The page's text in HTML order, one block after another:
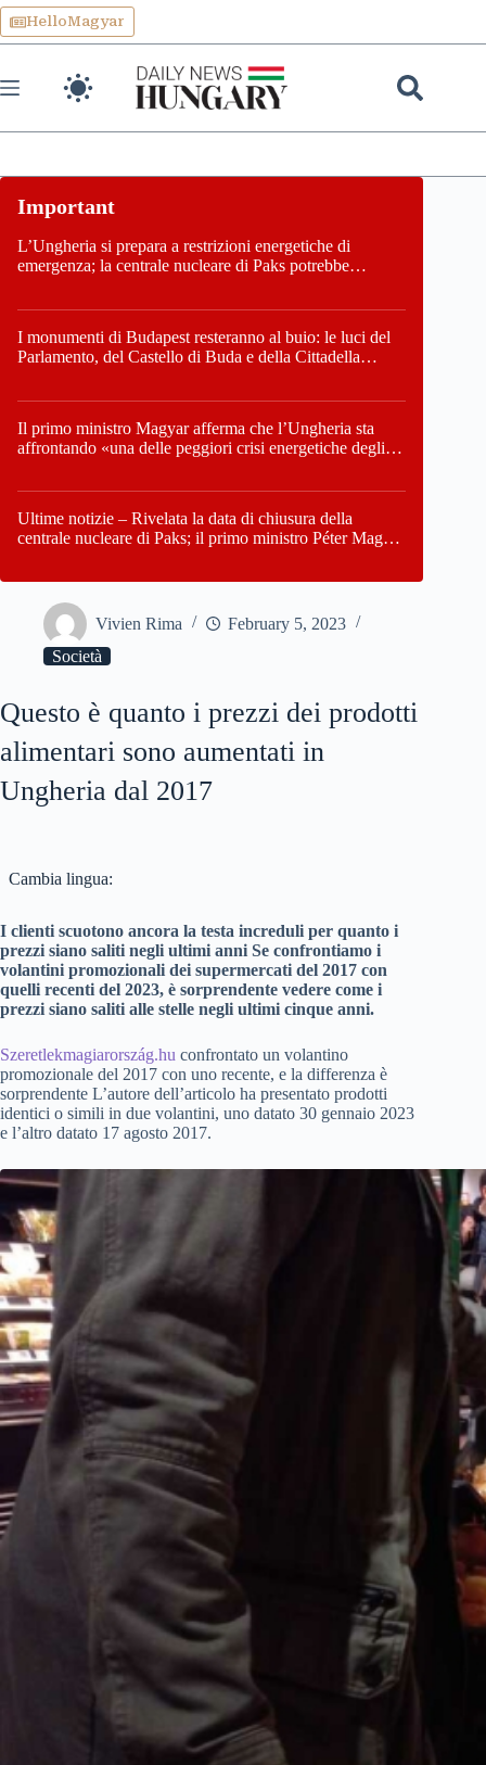
Skip
to
content
HelloMagyar
L’Ungheria si prepara a restrizioni energetiche di
emergenza; la centrale nucleare di Paks potrebbe
I monumenti di Budapest resteranno al buio: le luci del
Parlamento, del Castello di Buda e della Cittadella
Il primo ministro Magyar afferma che l’Ungheria sta
affrontando «una delle peggiori crisi energetiche degli
Paks
Ultime notizie – Rivelata la data di chiusura della
centrale nucleare di Paks; il primo ministro Péter Magyar
Vivien Rima
February 5, 2023
Società
Questo è quanto i prezzi dei prodotti
alimentari sono aumentati in
Ungheria dal 2017
Cambia lingua:
I clienti scuotono ancora la testa increduli per quanto i
prezzi siano saliti negli ultimi anni Se confrontiamo i
volantini promozionali dei supermercati del 2017 con
quelli recenti del 2023, è sorprendente vedere come i
prezzi siano saliti alle stelle negli ultimi cinque anni.
Szeretlekmagiarország.hu confrontato un volantino
promozionale del 2017 con uno recente, e la differenza è
sorprendente L’autore dell’articolo ha presentato prodotti
identici o simili in due volantini, uno datato 30 gennaio 2023
e l’altro datato 17 agosto 2017.